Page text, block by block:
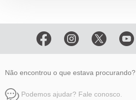
Não encontrou o que estava procurando?
Podemos ajudar? Fale conosco.